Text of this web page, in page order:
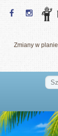
Zmiany w planie